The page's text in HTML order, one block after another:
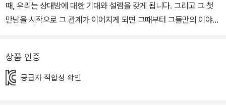
때, 우리는 상대방에 대한 기대와 설렘을 갖게 됩니다. 그리고 그 첫
만남을 시작으로 그 관계가 이어지게 되면 그때부터 그들만의 이야기
있는데요, 그 중 하나가 바로 ‘부모됨’이 아닐까 생각됩니다. 갑자기
찾아온 아이일 때도 있고, 아이 갖기를 오랫동안 준비할 때도 있지만,
상품 인증
공급자 적합성 확인